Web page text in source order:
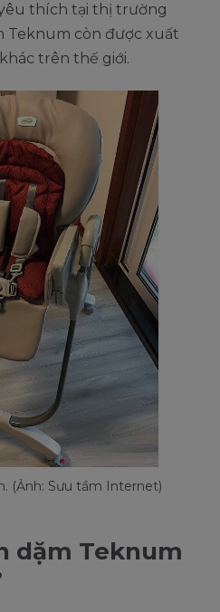
thích tại thị trường
Teknum còn được xuất
trên thế giới.
(Ảnh: Sưu tầm Internet)
dặm Teknum